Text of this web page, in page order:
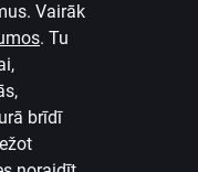
Vairāk
. Tu
brīdī